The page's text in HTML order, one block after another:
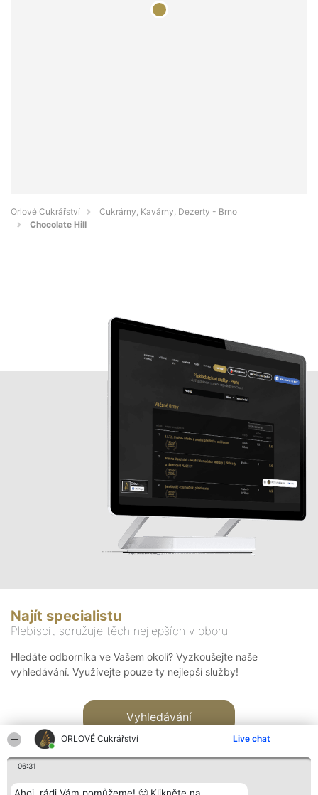
ORLOVÉ Cukrářství Live chat
06:31
Orlové Cukrářství
Cukrárny, Kavárny, Dezerty - Brno
Chocolate Hill
Najít specialistu
Plebiscit sdružuje těch nejlepších v oboru
Hledáte odborníka ve Vašem okolí? Vyzkoušejte naše
vyhledávání. Využívejte pouze ty nejlepší služby!
Vyhledávání